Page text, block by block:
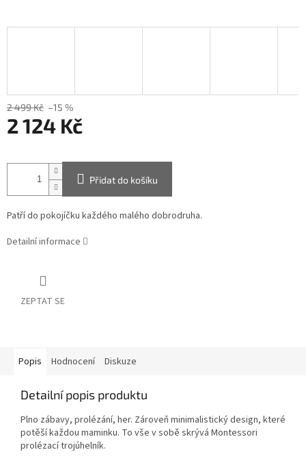
2 499 Kč –15 %
2 124 Kč
cena:
Přidat do košíku
Patří do pokojíčku každého malého dobrodruha.
Detailní informace
ZEPTAT SE
Popis Hodnocení Diskuze
Detailní popis produktu
Plno zábavy, prolézání, her. Zároveň minimalistický design, které
potěší každou maminku. To vše v sobě skrývá Montessori
prolézací trojúhelník.